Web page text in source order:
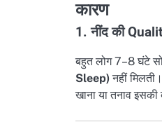
कारण
1. नींद की
बहुत लोग 7–8 घंटे
Sleep)नहीं
खाना या तनाव